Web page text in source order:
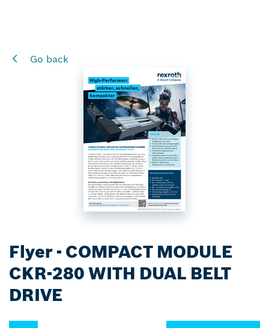
Go back
Flyer - COMPACT MODULE
CKR-280 WITH DUAL BELT
DRIVE